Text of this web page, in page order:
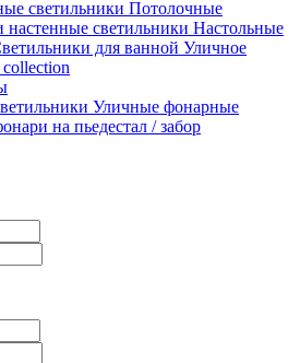
светильники Потолочные
настенные светильники Настольные
для ванной Уличное
Уличные фонарные
на пьедестал / забор